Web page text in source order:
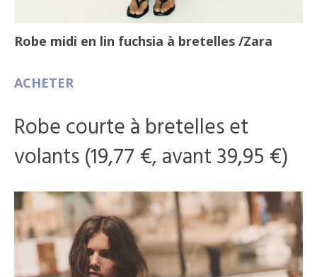
Robe midi en lin fuchsia à bretelles /Zara
ACHETER
Robe courte à bretelles et
volants (19,77 €, avant 39,95 €)